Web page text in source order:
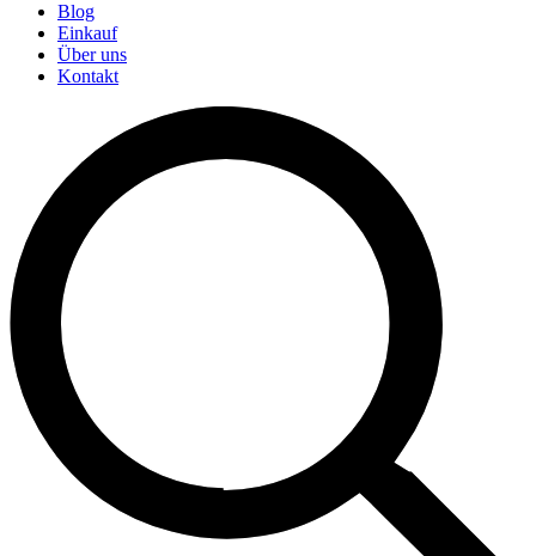
Blog
Einkauf
Über uns
Kontakt